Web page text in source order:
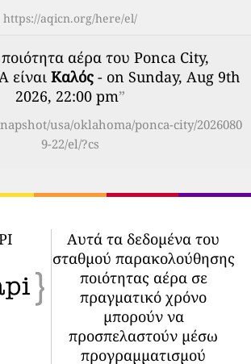
https://aqicn.org/here/el/
αέρα του Ponca City,
είναι Καλός - on Sunday, Aug 9th
2026, 22:00 pm”
usa/oklahoma/ponca-city/2026080
9-22/el/?cs
Αυτά τα δεδομένα του
σταθμού παρακολούθησης
ποιότητας αέρα σε
πραγματικό χρόνο
μπορούν να
προσπελαστούν μέσω
προγραμματισμού